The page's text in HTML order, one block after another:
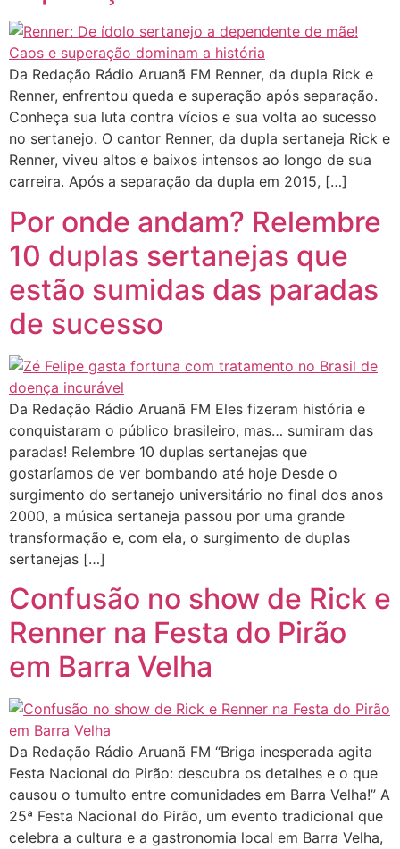
Da Redação Rádio Aruanã FM Renner, da dupla Rick e
Renner, enfrentou queda e superação após separação.
Conheça sua luta contra vícios e sua volta ao sucesso
no sertanejo. O cantor Renner, da dupla sertaneja Rick e
Renner, viveu altos e baixos intensos ao longo de sua
carreira. Após a separação da dupla em 2015, […]
Por onde andam? Relembre
10 duplas sertanejas que
estão sumidas das paradas
de sucesso
Da Redação Rádio Aruanã FM Eles fizeram história e
conquistaram o público brasileiro, mas… sumiram das
paradas! Relembre 10 duplas sertanejas que
gostaríamos de ver bombando até hoje Desde o
surgimento do sertanejo universitário no final dos anos
2000, a música sertaneja passou por uma grande
transformação e, com ela, o surgimento de duplas
sertanejas […]
Confusão no show de Rick e
Renner na Festa do Pirão
em Barra Velha
Da Redação Rádio Aruanã FM “Briga inesperada agita
Festa Nacional do Pirão: descubra os detalhes e o que
causou o tumulto entre comunidades em Barra Velha!” A
25ª Festa Nacional do Pirão, um evento tradicional que
celebra a cultura e a gastronomia local em Barra Velha,